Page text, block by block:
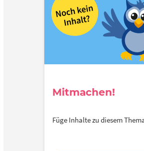
Mitmachen!
Füge Inhalte zu diesem